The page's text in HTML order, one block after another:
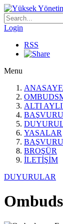
Login
RSS
Menu
ALTI
YASALAR
BROŞÜR
İLETİŞİM
DUYURULAR